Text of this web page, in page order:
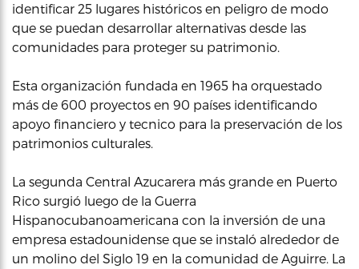
identificar 25 lugares históricos en peligro de modo
que se puedan desarrollar alternativas desde las
comunidades para proteger su patrimonio.
Esta organización fundada en 1965 ha orquestado
más de 600 proyectos en 90 países identificando
apoyo financiero y tecnico para la preservación de los
patrimonios culturales.
La segunda Central Azucarera más grande en Puerto
Rico surgió luego de la Guerra
Hispanocubanoamericana con la inversión de una
empresa estadounidense que se instaló alrededor de
un molino del Siglo 19 en la comunidad de Aguirre. La